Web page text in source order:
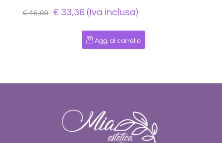
€ 46,99 € 33,36 (Iva inclusa)
Quantità
Agg. al carrello